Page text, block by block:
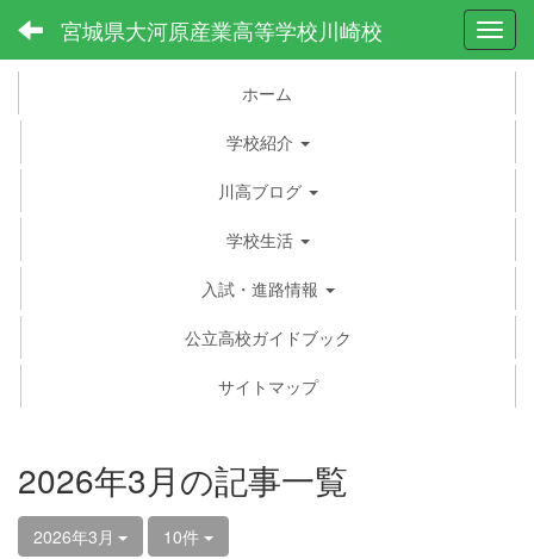
宮城県大河原産業高等学校川崎校
ホーム
学校紹介
川高ブログ
学校生活
入試・進路情報
公立高校ガイドブック
サイトマップ
2026年3月の記事一覧
2026年3月 10件